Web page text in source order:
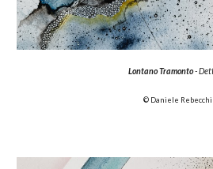
Lontano Tramonto-
© Daniele Rebecchi